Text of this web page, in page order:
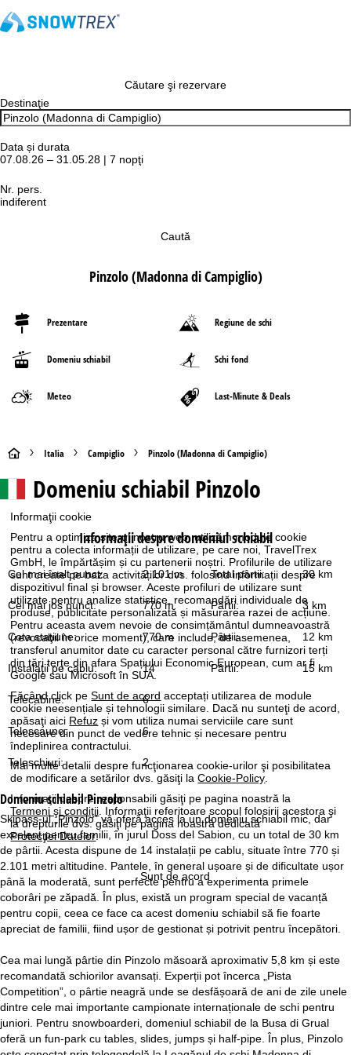
Informaţii cookie
Pentru a optimiza site-ul nostru web, utilizăm module cookie
pentru a colecta informații de utilizare, pe care noi, TravelTrex
GmbH, le împărtășim și cu partenerii noștri. Profilurile de utilizare
sunt create pe baza activităților dvs. folosind informații despre
dispozitivul final și browser. Aceste profiluri de utilizare sunt
utilizate pentru analize statistice, recomandări individuale de
produse, publicitate personalizată și măsurarea razei de acțiune.
Pentru aceasta avem nevoie de consimțământul dumneavoastră
(revocabil în orice moment), care include, de asemenea,
transferul anumitor date cu caracter personal către furnizori terți
din țări terțe din afara Spațiului Economic European, cum ar fi
Google sau Microsoft în SUA.
Făcând click peSunt de acord acceptați utilizarea de module
cookie neesențiale și tehnologii similare. Dacă nu sunteţi de acord,
apăsaţi aici Refuz și vom utiliza numai serviciile care sunt
necesare din punct de vedere tehnic și necesare pentru
îndeplinirea contractului.
Mai multe detalii despre funcţionarea cookie-urilor şi posibilitatea
de modificare a setărilor dvs. găsiţi laCookie-Policy
Informaţii despre responsabili găsiţi pe pagina noastră la
Termeni şi condiţii . Informaţii referitoare scopul folosirii acestora şi
la drepturile dvs. găsiţi pe pagina noastră dedicată
Protecţiei Datelor.
Sunt de acord
Căutare şi rezervare
Destinaţie
Data și durata
07.08.26 – 31.05.28 | 7 nopţi
Nr. pers.
indiferent
Caută
Pinzolo (Madonna di Campiglio)
Prezentare Regiune de schi
Domeniu schiabil Schi fond
Meteo Last-Minute & Deals
A
a
s
ă
Italia Campiglio Pinzolo (Madonna di Campiglio)
Domeniu schiabil Pinzolo
Informaţii despre domeniul schiabil
Cel mai înalt punct: 2.101 m Total pârtii: 30 km
Cel mai jos punct: 770 m Pârtii: 3 km
Cota staţiune: 770 m Pârtii: 12 km
Instalaţii pe cablu: 14 Pârtii: 15 km
Telecabine: 6
Telescaune: 6
Teleschiuri: 2
Domeniu schiabilPinzolo
Skipass-ul „Pinzolo” vă oferă acces la un domeniu schiabil mic, dar
excelent pentru familii, în jurul Doss del Sabion, cu un total de 30 km
de pârtii. Acesta dispune de 14 instalații pe cablu, situate între 770 și
2.101 metri altitudine. Pantele, în general ușoare și de dificultate ușor
până la moderată, sunt perfecte pentru a experimenta primele
coborâri pe zăpadă. În plus, există un program special de vacanță
pentru copii, ceea ce face ca acest domeniu schiabil să fie foarte
apreciat de familii, fiind ușor de gestionat și potrivit pentru începători.
Cea mai lungă pârtie din Pinzolo măsoară aproximativ 5,8 km și este
recomandată schiorilor avansați. Experții pot încerca „Pista
Competition”, o pârtie neagră unde se desfășoară de ani de zile unele
dintre cele mai importante campionate internaționale de schi pentru
juniori. Pentru snowboarderi, domeniul schiabil de la Busa di Grual
oferă un fun-park cu tables, slides, jumps și half-pipe. În plus, Pinzolo